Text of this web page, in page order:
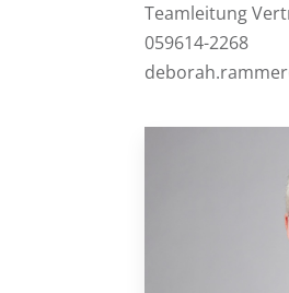
Teamleitung
059614-2268